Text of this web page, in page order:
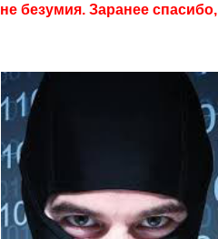
безумия. Заранее спасибо,